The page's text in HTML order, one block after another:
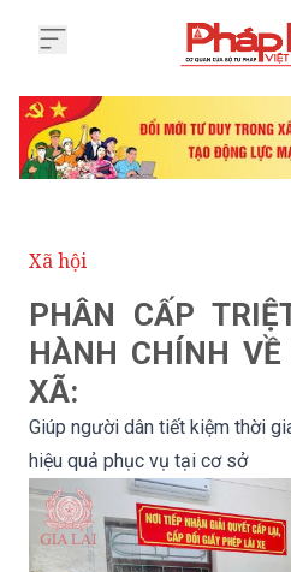
Xã hội
PHÂN CẤP
HÀNH CHÍNH
XÃ:
Giúp người dân tiết kiệm thời
hiệu quả phục vụ tại cơ sở